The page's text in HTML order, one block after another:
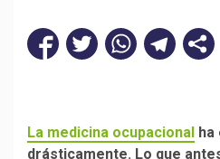
La medicina ocupacional ha
drásticamente. Lo que